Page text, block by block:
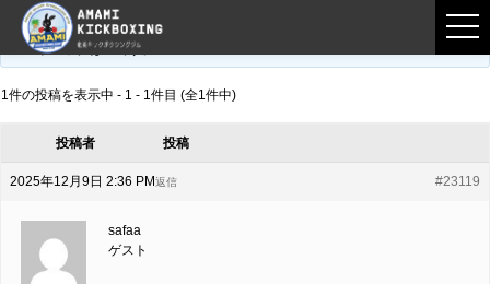
フロントページ › フォーラム
このトピックは空です。
1件の投稿を表示中 - 1 - 1件目 (全1件中)
投稿者 投稿
2025年12月9日 2:36 PM #23119
返信
safaa
ゲスト